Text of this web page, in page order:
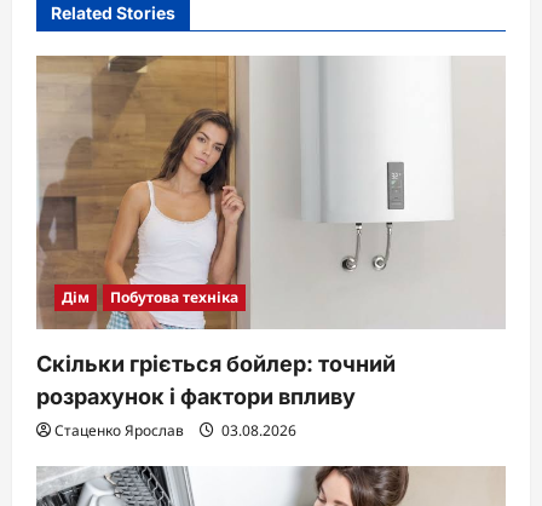
Related Stories
Дім Побутова техніка
Скільки гріється бойлер: точний
розрахунок і фактори впливу
Стаценко Ярослав 03.08.2026